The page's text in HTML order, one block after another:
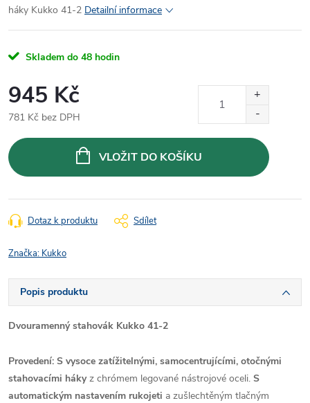
háky Kukko 41-2 Detailní informace
Skladem do 48 hodin
945 Kč
781 Kč bez DPH
cena:
VLOŽIT DO KOŠÍKU
Dotaz k produktu Sdílet
Značka: Kukko
Popis produktu
Dvouramenný stahovák Kukko 41-2
Provedení: S vysoce zatížitelnými, samocentrujícími, otočnými
stahovacími hákyz chrómem legované nástrojové oceli. S
automatickým nastavením rukojeti a zušlechtěným tlačným